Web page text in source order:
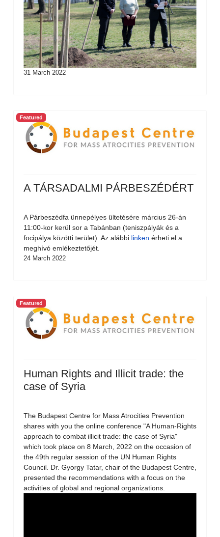
31 March 2022
Featured
A TÁRSADALMI PÁRBESZÉDÉRT
A Párbeszédfa ünnepélyes ültetésére március 26-án
11:00-kor kerül sor a Tabánban (teniszpályák és a
focipálya közötti terület). Az alábbi linken érheti el a
meghívó emlékeztetőjét.
24 March 2022
Featured
Human Rights and Illicit trade: the
case of Syria
The Budapest Centre for Mass Atrocities Prevention
shares with you the online conference "A Human-Rights
approach to combat illicit trade: the case of Syria"
which took place on 8 March, 2022 on the occasion of
the 49th regular session of the UN Human Rights
Council. Dr. Gyorgy Tatar, chair of the Budapest Centre,
presented the recommendations with a focus on the
activities of global and regional organizations.